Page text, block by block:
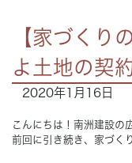
HOME
News 新着情報
Works 施工実例集
【家づくり
よ土地の契
2020年1月16日
こんにちは！南洲建設の
前回に引き続き、家づく